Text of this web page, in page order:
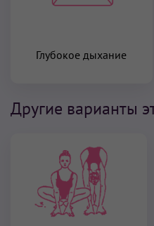
Глубокое дыхание
Другие варианты